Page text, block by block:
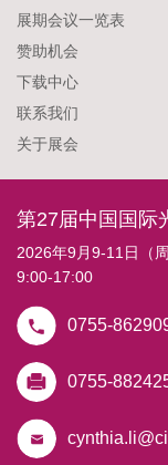
展期会议一览表
赞助机会
下载中心
联系我们
关于展会
第27届中国国际
2026年9月9-11日（
9:00-17:00
0755-
0755-